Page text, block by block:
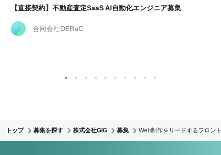
【直接契約】不動産査定SaaS AI自動化エンジニア募集
合同会社DERaC
トップ 募集を探す 株式会社GIG 募集 Web制作をリードするフロン